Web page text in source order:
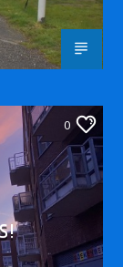
0